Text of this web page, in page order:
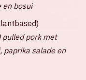
en bosui
pulled pork met
paprika salade en